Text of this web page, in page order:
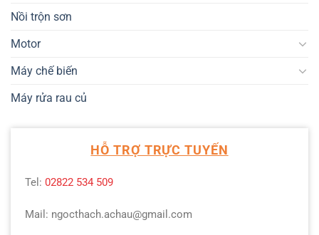
Nồi trộn sơn
Motor
Máy chế biến
Máy rửa rau củ
HỖ TRỢ TRỰC TUYẾN
Tel: 02822 534 509
Mail: ngocthach.achau@gmail.com